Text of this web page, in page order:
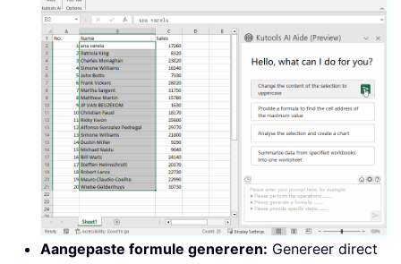
Aangepaste formule genereren: Genereer direct